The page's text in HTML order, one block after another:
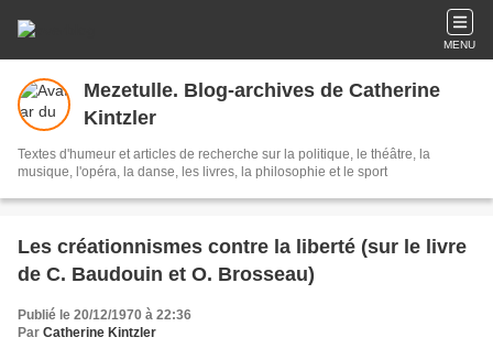
MENU
Mezetulle. Blog-archives de Catherine
Kintzler
Textes d'humeur et articles de recherche sur la politique, le théâtre, la
musique, l'opéra, la danse, les livres, la philosophie et le sport
Les créationnismes contre la liberté (sur le livre
de C. Baudouin et O. Brosseau)
Publié le 20/12/1970 à 22:36
Par Catherine Kintzler